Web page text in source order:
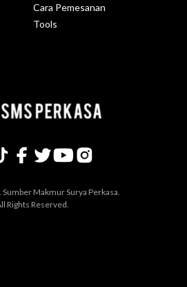
Cara Pemesanan
Tools
Sumber Makmur Surya Perkasa.
Rights Reserved.